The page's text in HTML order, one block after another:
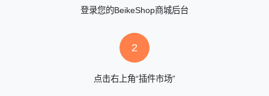
登录您的BeikeShop商城后台
2
点击右上角“插件市场”